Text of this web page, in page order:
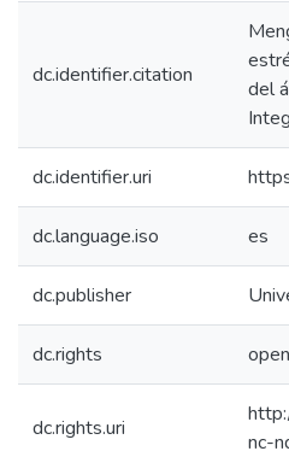
dc.identifier.citation
del
dc.identifier.uri
dc.language.iso es
dc.publisher
dc.rights
dc.rights.uri
nc-